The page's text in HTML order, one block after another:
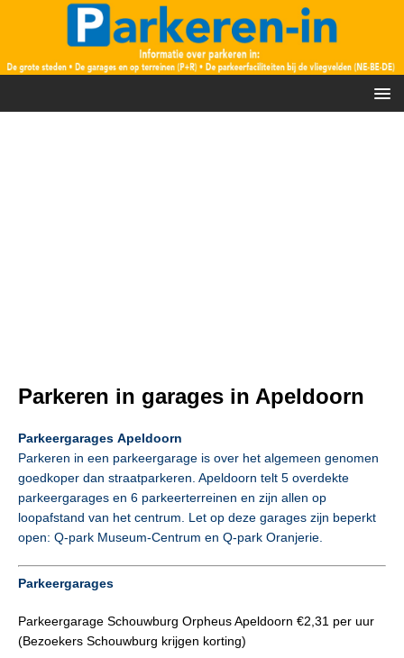
Parkeren in garages in Apeldoorn
Parkeergarages Apeldoorn
Parkeren in een parkeergarage is over het algemeen genomen
goedkoper dan straatparkeren. Apeldoorn telt 5 overdekte
parkeergarages en 6 parkeerterreinen en zijn allen op
loopafstand van het centrum. Let op deze garages zijn beperkt
open: Q-park Museum-Centrum en Q-park Oranjerie.
Parkeergarages
Parkeergarage Schouwburg Orpheus Apeldoorn €2,31 per uur
(Bezoekers Schouwburg krijgen korting)